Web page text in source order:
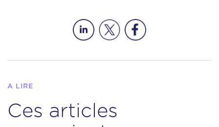
A LIRE
Ces articles